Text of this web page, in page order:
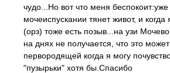
чудо...Но вот что меня
мочеиспускании тянет живот, и
(орз) тоже есть позыв...на узи
на днях не получается, что это
первородящей когда я могу
"пузырьки" хотя бы.Спасибо